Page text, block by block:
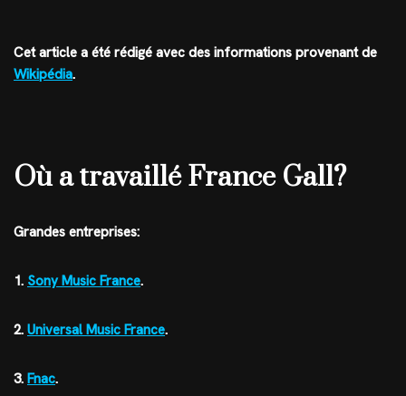
Cet article a été rédigé avec des informations provenant de
Wikipédia.
Où a travaillé France Gall?
Grandes entreprises:
1. Sony Music France.
2. Universal Music France.
3. Fnac.